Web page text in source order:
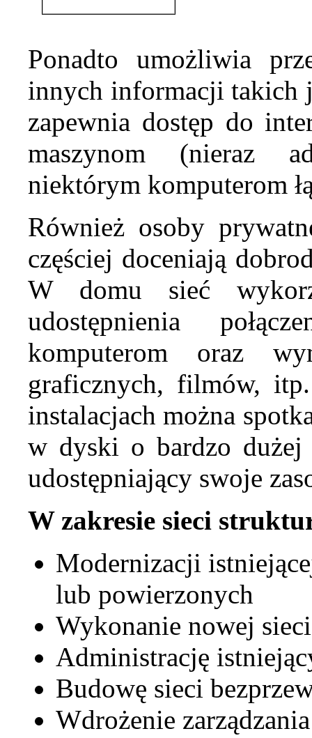
Ponadto umożliwia
innych informacji takich
zapewnia dostęp do
maszynom (nieraz
niektórym komputerom
Również osoby
częściej doceniają
W domu sieć
udostępnienia
komputerom oraz
graficznych, filmów,
instalacjach można
w dyski o bardzo dużej
udostępniający swoje
W zakresie sieci
Modernizacji
lub powierzonych
Wykonanie nowej
Administrację
Budowę sieci
Wdrożenie